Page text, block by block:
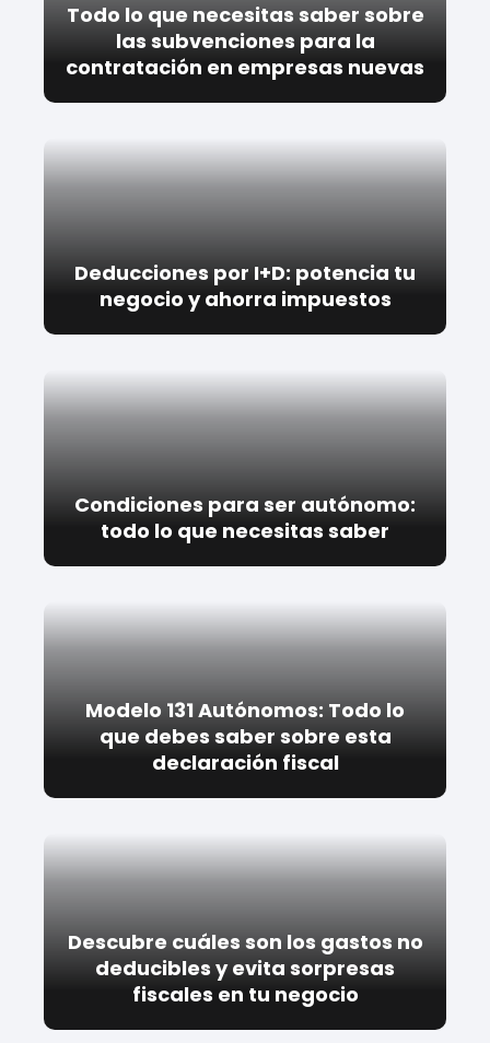
Todo lo que necesitas saber sobre
las subvenciones para la
contratación en empresas nuevas
Deducciones por I+D: potencia tu
negocio y ahorra impuestos
Condiciones para ser autónomo:
todo lo que necesitas saber
Modelo 131 Autónomos: Todo lo
que debes saber sobre esta
declaración fiscal
Descubre cuáles son los gastos no
deducibles y evita sorpresas
fiscales en tu negocio